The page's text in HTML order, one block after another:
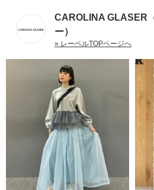
CAROLINA GLASER
ー）
» レーベルTOPページへ